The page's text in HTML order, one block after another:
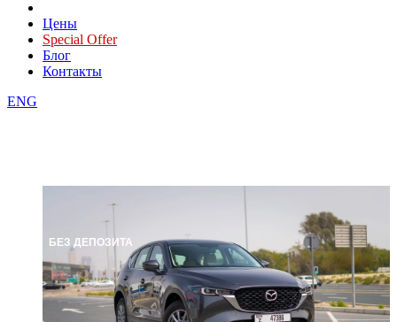
Цены
Special Offer
Блог
Контакты
ENG
БЕЗ ДЕПОЗИТА